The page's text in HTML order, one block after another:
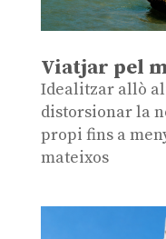
Viatjar pel
Idealitzar allò
distorsionar la
propi fins a
mateixos